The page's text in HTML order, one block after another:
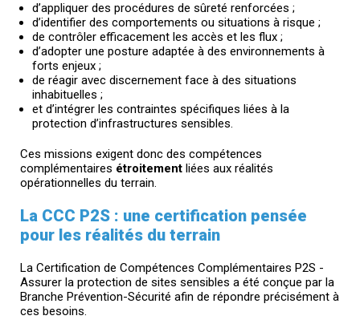
d’appliquer des procédures de sûreté renforcées ;
d’identifier des comportements ou situations à risque ;
de contrôler efficacement les accès et les flux ;
d’adopter une posture adaptée à des environnements à
forts enjeux ;
de réagir avec discernement face à des situations
inhabituelles ;
et d’intégrer les contraintes spécifiques liées à la
protection d’infrastructures sensibles.
Ces missions exigent donc des compétences
complémentaires étroitement liées aux réalités
opérationnelles du terrain.
La CCC P2S : une certification pensée
pour les réalités du terrain
La Certification de Compétences Complémentaires P2S -
Assurer la protection de sites sensibles a été conçue par la
Branche Prévention-Sécurité afin de répondre précisément à
ces besoins.